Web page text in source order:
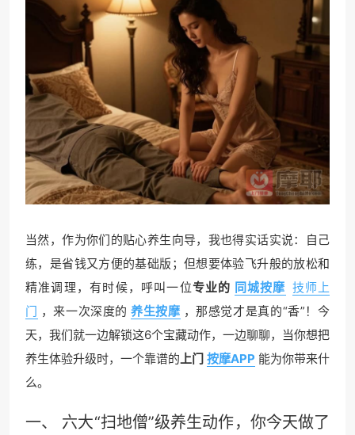
当然，作为你们的贴心养生向导，我也得实话实说：自己
练，是省钱又方便的基础版；但想要体验飞升般的放松和
精准调理，有时候，呼叫一位专业的 同城按摩 技师上
门 ，来一次深度的 养生按摩 ，那感觉才是真的“香”！今
天，我们就一边解锁这6个宝藏动作，一边聊聊，当你想把
养生体验升级时，一个靠谱的 上门 按摩APP 能为你带来什
么。
一、 六大“扫地僧”级养生动作，你今天做了